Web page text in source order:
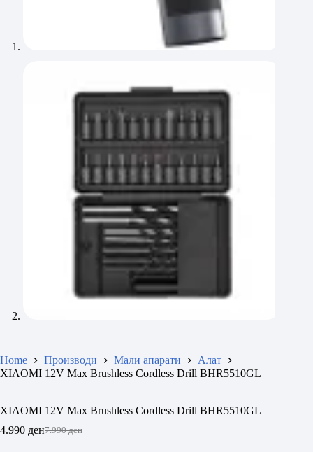
Home Производи Мали апарати
Алат
XIAOMI 12V Max Brushless Cordless Drill BHR5510GL
XIAOMI 12V Max Brushless Cordless Drill BHR5510GL
7.990ден
Original
4.990 денCurrent